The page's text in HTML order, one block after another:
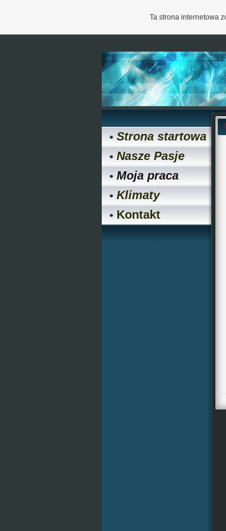
Strona startowa
Nasze Pasje
Moja praca
Klimaty
Kontakt
Ta strona internetowa